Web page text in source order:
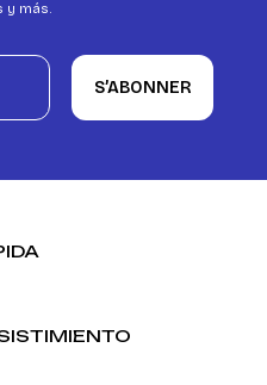
y más.
S’ABONNER